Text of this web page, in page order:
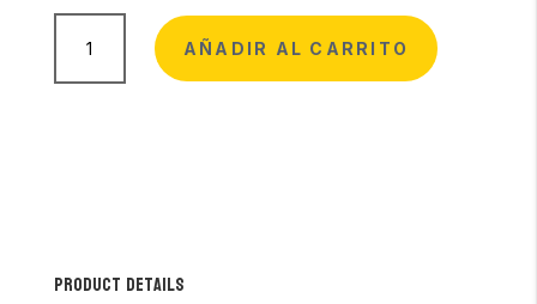
Conector
Carga
AÑADIR AL CARRITO
Product Details